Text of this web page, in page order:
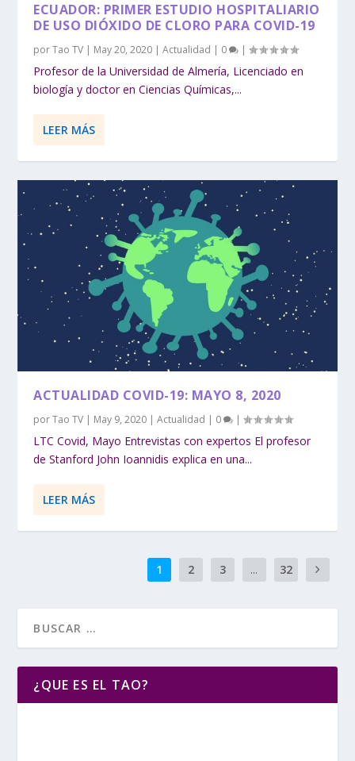
ECUADOR: PRIMER ESTUDIO HOSPITALIARIO
DE USO DIÓXIDO DE CLORO PARA COVID-19
porTao TV | May 20, 2020 |Actualidad | 0 |
Profesor de la Universidad de Almería, Licenciado en
biología y doctor en Ciencias Químicas,...
LEER MÁS
ACTUALIDAD COVID-19: MAYO 8, 2020
porTao TV | May 9, 2020 |Actualidad | 0 |
LTC Covid, Mayo Entrevistas con expertos El profesor
de Stanford John Ioannidis explica en una...
LEER MÁS
1 2 3 ... 32
¿QUE ES EL TAO?